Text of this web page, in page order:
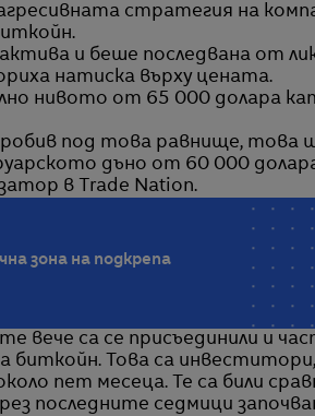
стратегия на
и беше последвана от
натиска върху цената.
нивото от 65 000 долара
под това равнище, това
дъно от 60 000
в Trade Nation.
зона на подкрепа
вече са се присъединили и
биткойн. Това са
пет месеца. Те са били
последните седмици